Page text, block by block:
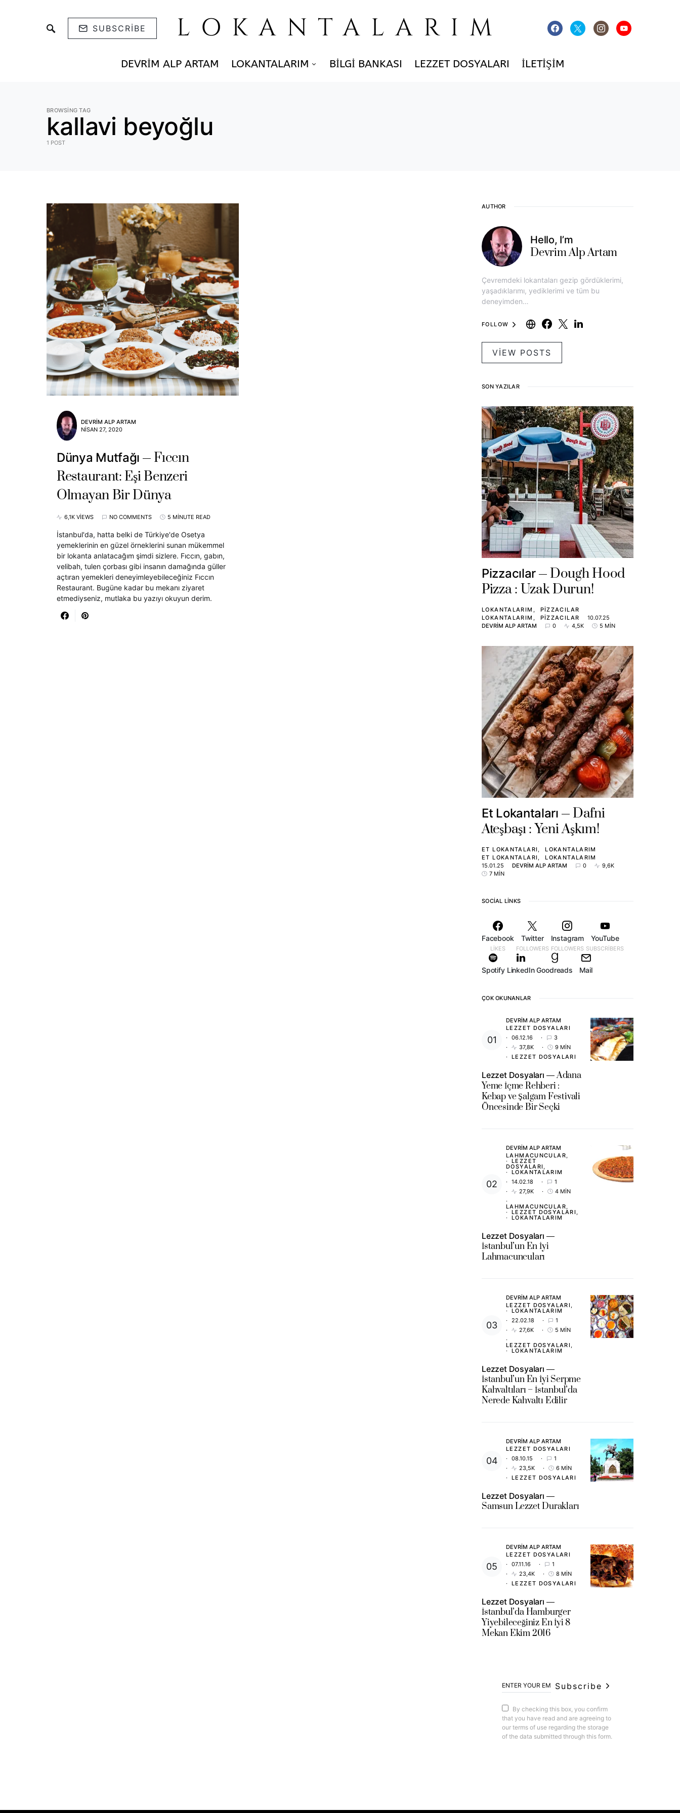
SUBSCRIBE LOKANTALARIM
DEVRIM ALP ARTAM LOKANTALARIM BILGI BANKASI LEZZET DOSYALARI İLETIŞIM
BROWSING TAG
kallavi beyoğlu
1 POST
DEVRIM ALP ARTAM
NISAN 27, 2020
Dünya Mutfağı
Fıccın
Restaurant: Eşi Benzeri
Olmayan Bir Dünya
6,1K VIEWS NO COMMENTS 5 MINUTE READ
İstanbul'da, hatta belki de Türkiye'de Osetya
yemeklerinin en güzel örneklerini sunan mükemmel
bir lokanta anlatacağım şimdi sizlere. Fıccın, gabın,
velibah, tulen çorbası gibi insanın damağında güller
açtıran yemekleri deneyimleyebileceğiniz Fıccın
Restaurant. Bugüne kadar bu mekanı ziyaret
etmediyseniz, mutlaka bu yazıyı okuyun derim.
AUTHOR
Hello, I’m
Devrim Alp Artam
Çevremdeki lokantaları gezip gördüklerimi,
yaşadıklarımı, yediklerimi ve tüm bu
deneyimden…
FOLLOW
VIEW POSTS
SON YAZILAR
Pizzacılar
Dough Hood
Pizza : Uzak Durun!
LOKANTALARIM
PIZZACILAR
LOKANTALARIM
PIZZACILAR
10.07.25
DEVRIM ALP ARTAM
0 4,5K 5 MIN
Et Lokantaları
Dafni
Ateşbaşı : Yeni Aşkım!
ET LOKANTALARI
LOKANTALARIM
ET LOKANTALARI
LOKANTALARIM
15.01.25
DEVRIM ALP ARTAM 0
9,6K
7 MIN
SOCIAL LINKS
Facebook
LIKES
Twitter
FOLLOWERS
Instagram
FOLLOWERS
YouTube
SUBSCRIBERS
Spotify LinkedIn Goodreads Mail
ÇOK OKUNANLAR
DEVRIM ALP ARTAM
LEZZET DOSYALARI
06.12.16
3
37,8K
9 MIN
LEZZET DOSYALARI
Lezzet Dosyaları
Adana
Yeme İçme Rehberi :
Kebap ve Şalgam Festivali
Öncesinde Bir Seçki
DEVRIM ALP ARTAM
LAHMACUNCULAR
LEZZET
DOSYALARI
LOKANTALARIM
14.02.18
1
27,9K
4 MIN
LAHMACUNCULAR
LEZZET DOSYALARI
LOKANTALARIM
Lezzet Dosyaları
İstanbul’un En İyi
Lahmacuncuları
DEVRIM ALP ARTAM
LEZZET DOSYALARI
LOKANTALARIM
22.02.18
1
27,6K
5 MIN
LEZZET DOSYALARI
LOKANTALARIM
Lezzet Dosyaları
İstanbul’un En İyi Serpme
Kahvaltıları – İstanbul’da
Nerede Kahvaltı Edilir
DEVRIM ALP ARTAM
LEZZET DOSYALARI
08.10.15
1
23,5K
6 MIN
LEZZET DOSYALARI
Lezzet Dosyaları
Samsun Lezzet Durakları
DEVRIM ALP ARTAM
LEZZET DOSYALARI
07.11.16
1
23,4K
8 MIN
LEZZET DOSYALARI
Lezzet Dosyaları
İstanbul’da Hamburger
Yiyebileceğiniz En İyi 8
Mekan Ekim 2016
Subscribe
By checking this box, you confirm
that you have read and are agreeing to
our terms of use regarding the storage
of the data submitted through this form.